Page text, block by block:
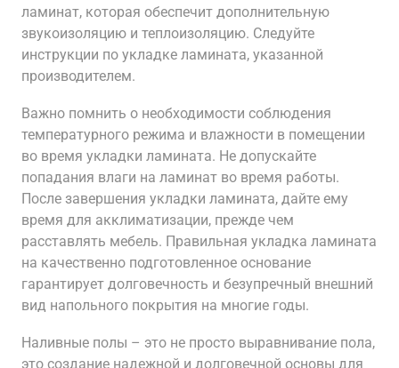
ламинат, которая обеспечит дополнительную
звукоизоляцию и теплоизоляцию. Следуйте
инструкции по укладке ламината, указанной
производителем.
Важно помнить о необходимости соблюдения
температурного режима и влажности в помещении
во время укладки ламината. Не допускайте
попадания влаги на ламинат во время работы.
После завершения укладки ламината, дайте ему
время для акклиматизации, прежде чем
расставлять мебель. Правильная укладка ламината
на качественно подготовленное основание
гарантирует долговечность и безупречный внешний
вид напольного покрытия на многие годы.
Наливные полы – это не просто выравнивание пола,
это создание надежной и долговечной основы для